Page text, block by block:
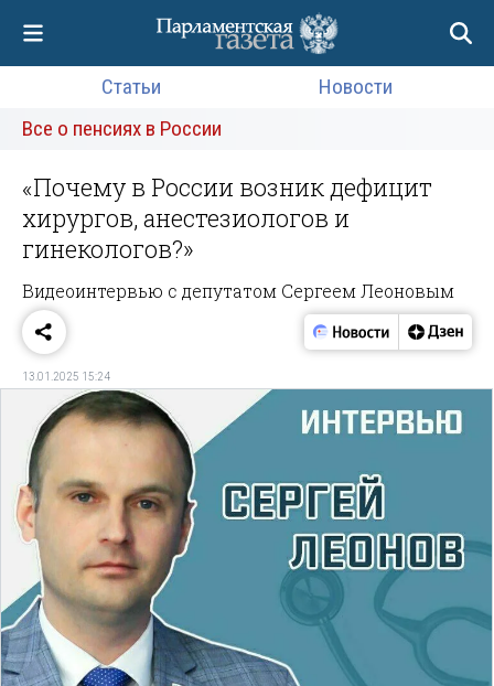
Статьи
Новости
Все о пенсиях в России
«Почему в России возник дефицит
хирургов, анестезиологов и
гинекологов?»
Видеоинтервью с депутатом Сергеем Леоновым
13.01.2025 15:24